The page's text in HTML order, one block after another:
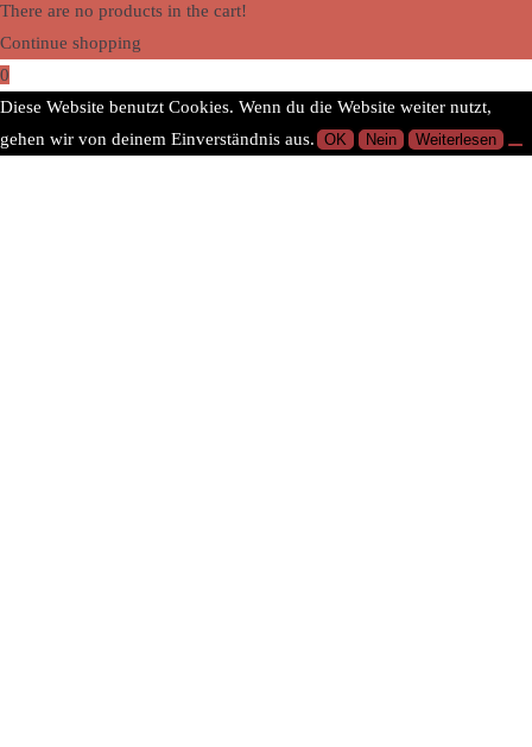
There are no products in the cart!
Continue shopping
0
Diese Website benutzt Cookies. Wenn du die Website weiter nutzt,
gehen wir von deinem Einverständnis aus. OK Nein Weiterlesen